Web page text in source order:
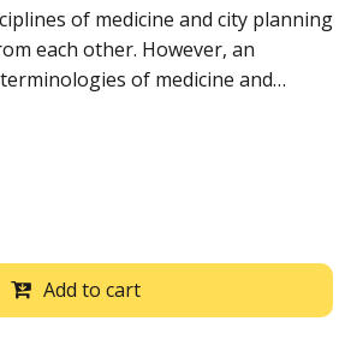
of medicine and city planning
each other. However, an
of medicine and…
Add to cart